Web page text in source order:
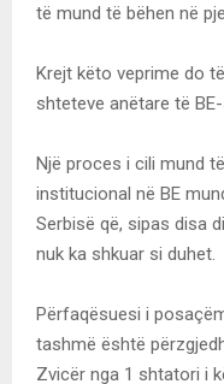
të mund të bëhen në
Krejt këto veprime do
shteteve anëtare të
Një proces i cili mund
institucional në BE
Serbisë që, sipas disa
nuk ka shkuar si duhet.
Përfaqësuesi i
tashmë është
Zvicër nga 1 shtatori i